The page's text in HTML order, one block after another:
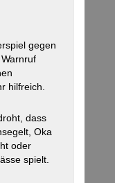
gegen
hilfreich.
dass
Oka
oder
spielt.